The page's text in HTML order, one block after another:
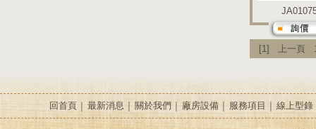
[1] 上一頁
回首頁 最新消息 關於我們 廠房設備 服務項目 線上型錄